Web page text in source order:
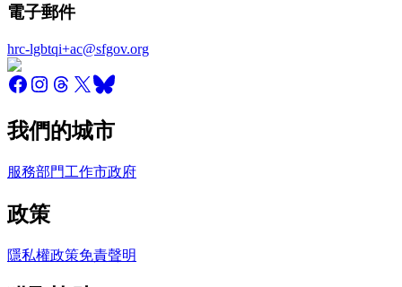
電子郵件
hrc-lgbtqi+ac@sfgov.org
我們的城市
服務部門工作市政府
政策
隱私權政策免責聲明